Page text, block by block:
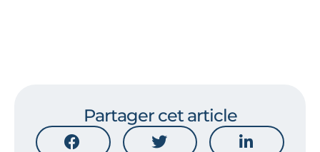
Partager cet article